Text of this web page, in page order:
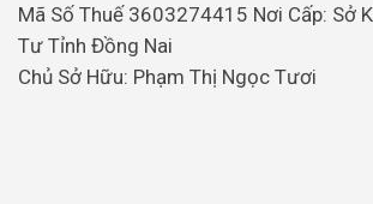
Mã Số Thuế 3603274415 Nơi Cấp: Sở
Tư Tỉnh Đồng Nai
Chủ Sở Hữu: Phạm Thị Ngọc Tươi